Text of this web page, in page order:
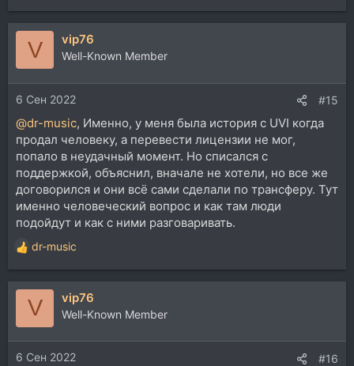
V vip76
Well-Known Member
6 Сен 2022 #15
@dr-music, Именно, у меня была история с UVI когда
продал человеку, а перевести лицензии не мог,
попало в неудачный момент. Но списался с
поддержкой, объяснил, вначале не хотели, но все же
договорился и они всё сами сделали по трансферу. Тут
именно человеческий вопрос и как там люди
подойдут и как с ними разговаривать.
Р
е
а
и
и
:
dr-music
V vip76
Well-Known Member
6 Сен 2022 #16